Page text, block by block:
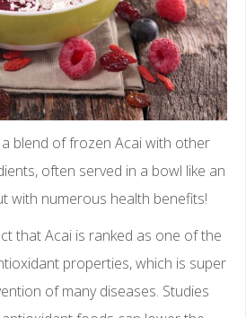
blend of frozen Acai with other
often served in a bowl like an
with numerous health benefits!
that Acai is ranked as one of the
properties, which is super
of many diseases. Studies